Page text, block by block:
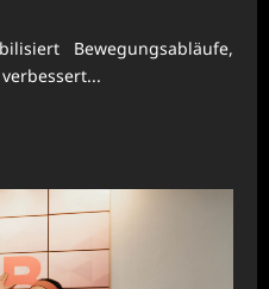
Bewegungsabläufe,